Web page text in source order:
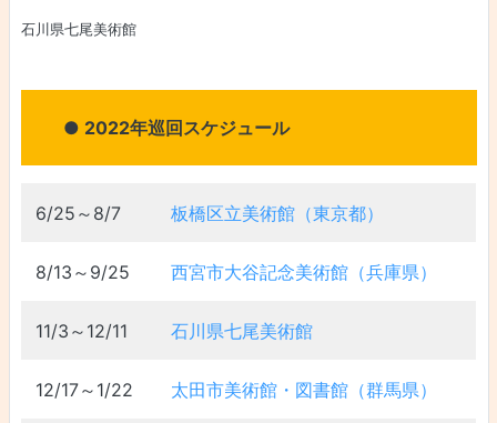
石川県七尾美術館
● 2022年巡回スケジュール
6/25～8/7 板橋区立美術館（東京都）
8/13～9/25 西宮市大谷記念美術館（兵庫県）
11/3～12/11 石川県七尾美術館
12/17～1/22 太田市美術館・図書館（群馬県）